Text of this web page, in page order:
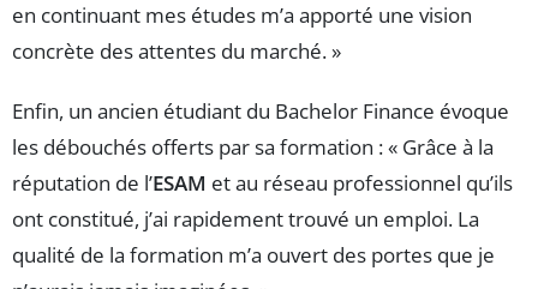
en continuant mes études m’a apporté une vision
concrète des attentes du marché. »
Enfin, un ancien étudiant du Bachelor Finance évoque
les débouchés offerts par sa formation : « Grâce à la
réputation de l’ESAM et au réseau professionnel qu’ils
ont constitué, j’ai rapidement trouvé un emploi. La
qualité de la formation m’a ouvert des portes que je